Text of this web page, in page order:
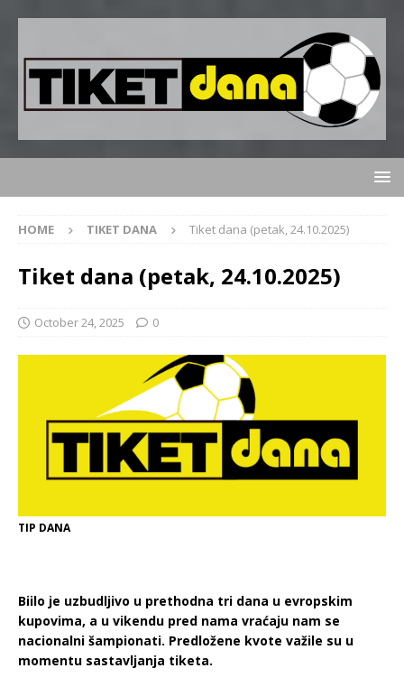
HOME TIKET DANA Tiket dana (petak, 24.10.2025)
Tiket dana (petak, 24.10.2025)
October 24, 2025 0
TIP DANA
Biilo je uzbudljivo u prethodna tri dana u evropskim
kupovima, a u vikendu pred nama vraćaju nam se
nacionalni šampionati. Predložene kvote važile su u
momentu sastavljanja tiketa.